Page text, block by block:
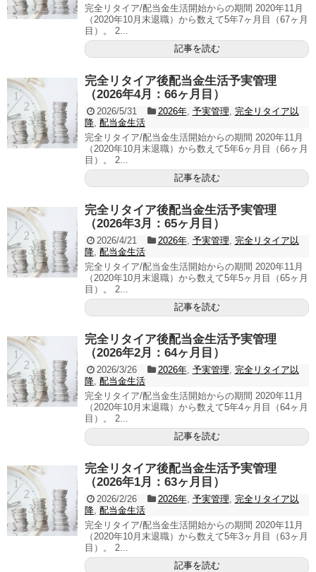
完全リタイア/配当金生活開始からの期間 2020年11月
（2020年10月末退職）から数えて5年7ヶ月目（67ヶ月
目）。 2...
記事を読む
完全リタイア後配当金生活予実管理
（2026年4月：66ヶ月目）
2026/5/31 2026年, 予実管理, 完全リタイア以
降, 配当金生活
完全リタイア/配当金生活開始からの期間 2020年11月
（2020年10月末退職）から数えて5年6ヶ月目（66ヶ月
目）。 2...
記事を読む
完全リタイア後配当金生活予実管理
（2026年3月：65ヶ月目）
2026/4/21 2026年, 予実管理, 完全リタイア以
降, 配当金生活
完全リタイア/配当金生活開始からの期間 2020年11月
（2020年10月末退職）から数えて5年5ヶ月目（65ヶ月
目）。 2...
記事を読む
完全リタイア後配当金生活予実管理
（2026年2月：64ヶ月目）
2026/3/26 2026年, 予実管理, 完全リタイア以
降, 配当金生活
完全リタイア/配当金生活開始からの期間 2020年11月
（2020年10月末退職）から数えて5年4ヶ月目（64ヶ月
目）。 2...
記事を読む
完全リタイア後配当金生活予実管理
（2026年1月：63ヶ月目）
2026/2/26 2026年, 予実管理, 完全リタイア以
降, 配当金生活
完全リタイア/配当金生活開始からの期間 2020年11月
（2020年10月末退職）から数えて5年3ヶ月目（63ヶ月
目）。 2...
記事を読む